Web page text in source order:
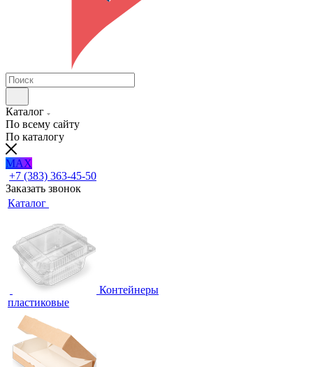
Каталог
По всему сайту
По каталогу
MAX
+7 (383) 363-45-50
Заказать звонок
Каталог
Контейнеры
пластиковые